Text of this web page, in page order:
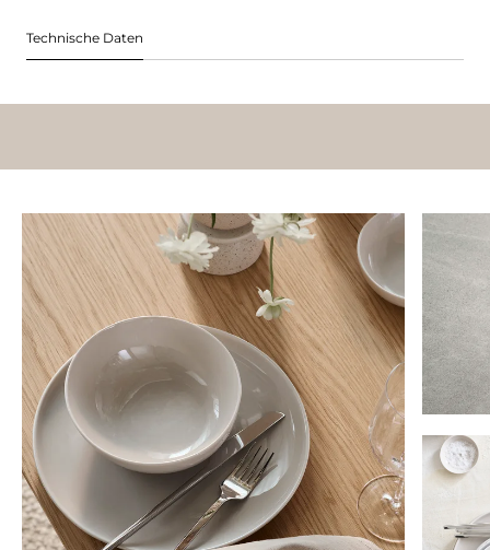
Technische Daten